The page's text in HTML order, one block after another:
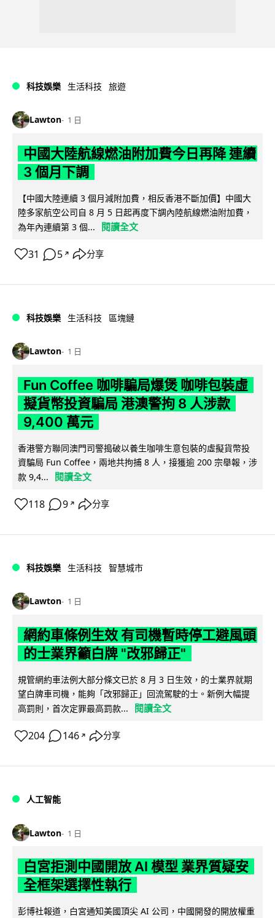
科技娛樂 生活科技 旅遊
Lawton 1 日
中國大陸航線燃油附加費今日再降 連續
3 個月下調
【中國大陸連續 3 個月減附加費，相反香港不斷加價】中國大
陸多家航空公司自 8 月 5 日起再度下調內陸航線燃油附加費，
為年內連續第 3 個...
閱讀全文
31 5 ↗ 分享
科技娛樂 生活科技 區塊鏈
Lawton 1 日
Fun Coffee 咖啡騙局爆煲 咖啡包裝虛
擬貨幣投資騙局 港澳警拘 8 人涉款
9,400 萬元
香港警方聯同澳門司警搗破以養生咖啡生意包裝的虛擬貨幣投
資騙局 Fun Coffee，兩地共拘捕 8 人，接獲逾 200 宗舉報，涉
款 9,4...
閱讀全文
118 9 ↗ 分享
科技娛樂 生活科技 智慧城市
Lawton 1 日
網約車條例生效 有司機暫時停工避風頭
的士業界籲白牌 "改邪歸正"
規管網約車法例大部分條文已於 8 月 3 日生效，的士業界就期
望白牌車司機，能夠「改邪歸正」回流駕駛的士。新例大幅提
高罰則，首次定罪最高罰款...
閱讀全文
204 146 ↗ 分享
人工智能
Lawton 1 日
白宮拒測中國開放 AI 模型 業界質疑安
全框架選擇性執行
彭博社報道，白宮通知美國頂尖 AI 公司，中國開發的開放權重